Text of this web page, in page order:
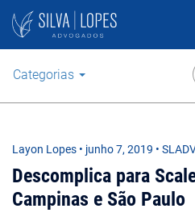
Categorias
Layon Lopes • junho 7, 2019 •
Descomplica para
Campinas e São Paulo